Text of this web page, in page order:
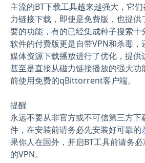
主流的BT下载工具越来越强大，它
力链接下载，即使是免费版，也提供
要的功能，有的已经集成种子搜索十
软件的付费版更是自带VPN和杀毒，
媒体资源下载播放进行了优化，提供
甚至是直接从磁力链接播放的强大功
前使用免费的qBittorrent客户端。
提醒
永远不要从非官方或不可信第三方下
件，在安装前请务必先安装好可靠的
果你人在国外，开启BT工具前请务
的VPN。